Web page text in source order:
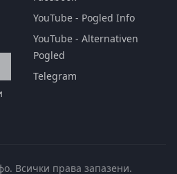
YouTube - Pogled Info
YouTube - Alternativen
Pogled
Telegram
Всички права запазени.